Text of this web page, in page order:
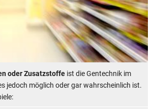
oder Zusatzstoffe ist die Gentechnik im
jedoch möglich oder gar wahrscheinlich ist.